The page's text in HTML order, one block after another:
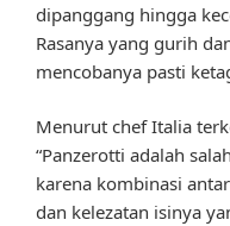
dipanggang hingga
Rasanya yang gurih
mencobanya pasti
Menurut chef Italia
“Panzerotti adalah
karena kombinasi
dan kelezatan isinya